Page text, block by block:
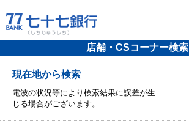
店舗・CSコーナー検索
現在地から検索
電波の状況等により検索結果に誤差が生
じる場合がございます。